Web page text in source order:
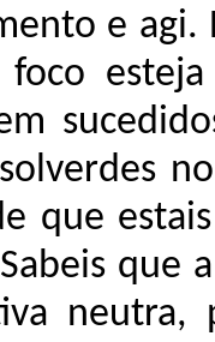
e agi.
foco
que
que